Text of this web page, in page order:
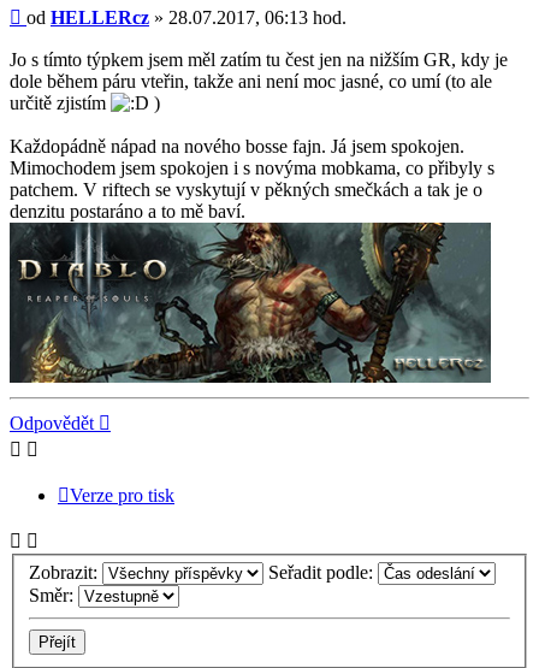
Příspěvek
od HELLERcz » 28.07.2017, 06:13 hod.
Jo s tímto týpkem jsem měl zatím tu čest jen na nižším GR, kdy je
dole během páru vteřin, takže ani není moc jasné, co umí (to ale
určitě zjistím
)
Každopádně nápad na nového bosse fajn. Já jsem spokojen.
Mimochodem jsem spokojen i s novýma mobkama, co přibyly s
patchem. V riftech se vyskytují v pěkných smečkách a tak je o
denzitu postaráno a to mě baví.
Nahoru
Odpovědět
Verze pro tisk
Zobrazit:
Seřadit podle:
Směr: